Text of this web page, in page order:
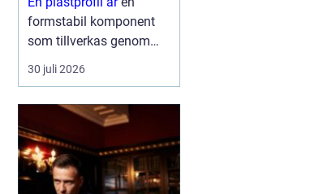
formstabil komponent
som tillverkas genom
extrudering av plast, ofta
i långa längder och med
geometri. Profilerna
används som tätningar,
lister, s...
30 juli 2026